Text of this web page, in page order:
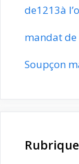
de1213à
mandat
Soupçon